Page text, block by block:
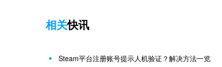
相关快讯
Steam平台注册账号提示人机验证？解决方法一览